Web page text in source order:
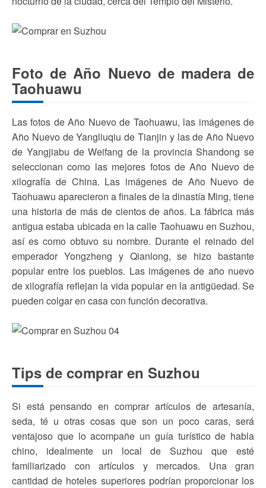
Foto de Año Nuevo de madera de
Taohuawu
Las fotos de Año Nuevo de Taohuawu, las imágenes de
Año Nuevo de Yangliuqiu de Tianjin y las de Año Nuevo
de Yangjiabu de Weifang de la provincia Shandong se
seleccionan como las mejores fotos de Año Nuevo de
xilografía de China. Las imágenes de Año Nuevo de
Taohuawu aparecieron a finales de la dinastía Ming, tiene
una historia de más de cientos de años. La fábrica más
antigua estaba ubicada en la calle Taohuawu en Suzhou,
así es como obtuvo su nombre. Durante el reinado del
emperador Yongzheng y Qianlong, se hizo bastante
popular entre los pueblos. Las imágenes de año nuevo
de xilografía reflejan la vida popular en la antigüedad. Se
pueden colgar en casa con función decorativa.
Tips de comprar en Suzhou
Si está pensando en comprar artículos de artesanía,
seda, té u otras cosas que son un poco caras, será
ventajoso que lo acompañe un guía turístico de habla
chino, idealmente un local de Suzhou que esté
familiarizado con artículos y mercados. Una gran
cantidad de hoteles superiores podrían proporcionar los